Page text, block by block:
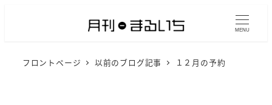
MENU
フロントページ 以前のブログ記事 １２月の予約